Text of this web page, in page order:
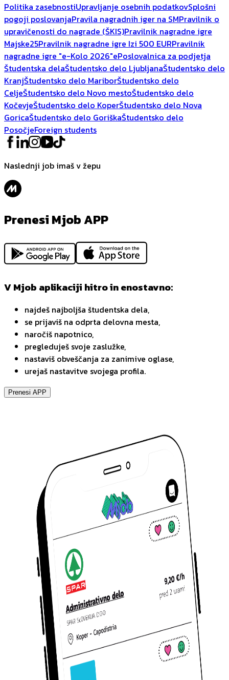
Politika zasebnostiUpravljanje osebnih podatkovSplošni
pogoji poslovanjaPravila nagradnih iger na SMPravilnik o
upravičenosti do nagrade (ŠKIS)Pravilnik nagradne igre
Majske25Pravilnik nagradne igre Izi 500 EURPravilnik
nagradne igre "e-Kolo 2026"ePoslovalnica za podjetja
Študentska delaŠtudentsko delo LjubljanaŠtudentsko delo
KranjŠtudentsko delo MariborŠtudentsko delo
CeljeŠtudentsko delo Novo mestoŠtudentsko delo
KočevjeŠtudentsko delo KoperŠtudentsko delo Nova
GoricaŠtudentsko delo GoriškaŠtudentsko delo
PosočjeForeign students
Naslednji job imaš v žepu
Prenesi Mjob APP
V Mjob aplikaciji hitro in enostavno:
najdeš najboljša študentska dela,
se prijaviš na odprta delovna mesta,
naročiš napotnico,
pregleduješ svoje zaslužke,
nastaviš obveščanja za zanimive oglase,
urejaš nastavitve svojega profila.
Prenesi APP